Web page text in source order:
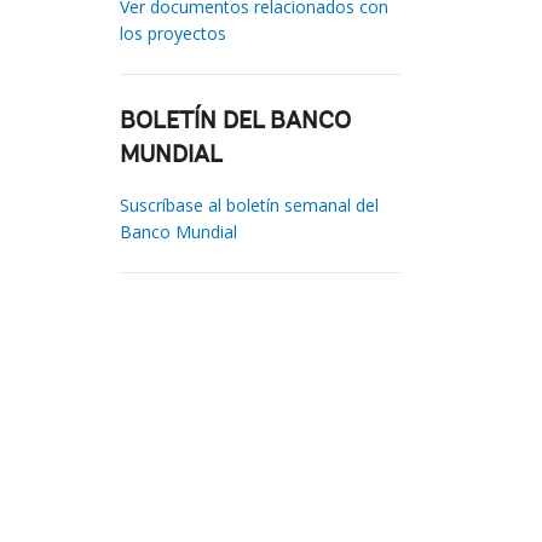
Ver documentos relacionados con
los proyectos
BOLETÍN DEL BANCO
MUNDIAL
Suscríbase al boletín semanal del
Banco Mundial